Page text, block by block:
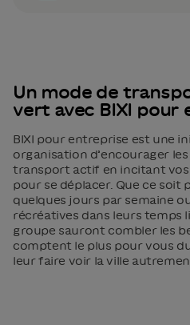
Un mode de
vert avec BIXI pour
BIXI pour entreprise est une
organisation d’encourager
transport actif en incitant vos
pour se déplacer. Que ce soit
quelques jours par semaine
récréatives dans leurs temps
groupe sauront combler les
comptent le plus pour vous
leur faire voir la ville